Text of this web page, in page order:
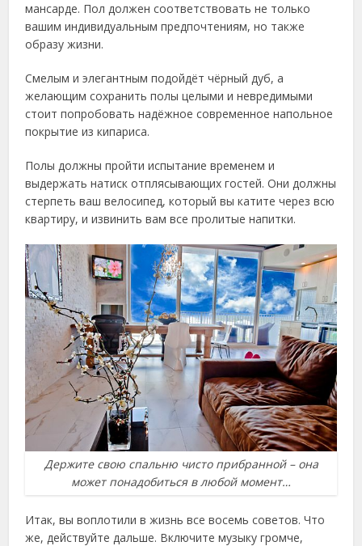
мансарде. Пол должен соответствовать не только
вашим индивидуальным предпочтениям, но также
образу жизни.
Смелым и элегантным подойдёт чёрный дуб, а
желающим сохранить полы целыми и невредимыми
стоит попробовать надёжное современное напольное
покрытие из кипариса.
Полы должны пройти испытание временем и
выдержать натиск отплясывающих гостей. Они должны
стерпеть ваш велосипед, который вы катите через всю
квартиру, и извинить вам все пролитые напитки.
Держите свою спальню чисто прибранной – она
может понадобиться в любой момент…
Итак, вы воплотили в жизнь все восемь советов. Что
же, действуйте дальше. Включите музыку громче,